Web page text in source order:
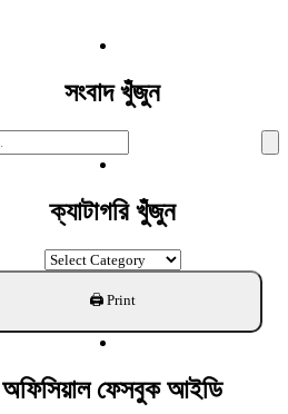
সংবাদ খুঁজুন
ক্যাটাগরি খুঁজুন
ক্যাটাগরি
খুঁজুন
অফিসিয়াল ফেসবুক আইডি